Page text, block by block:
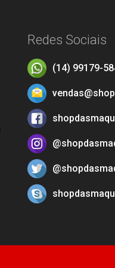
Redes Sociais
(14) 99179-